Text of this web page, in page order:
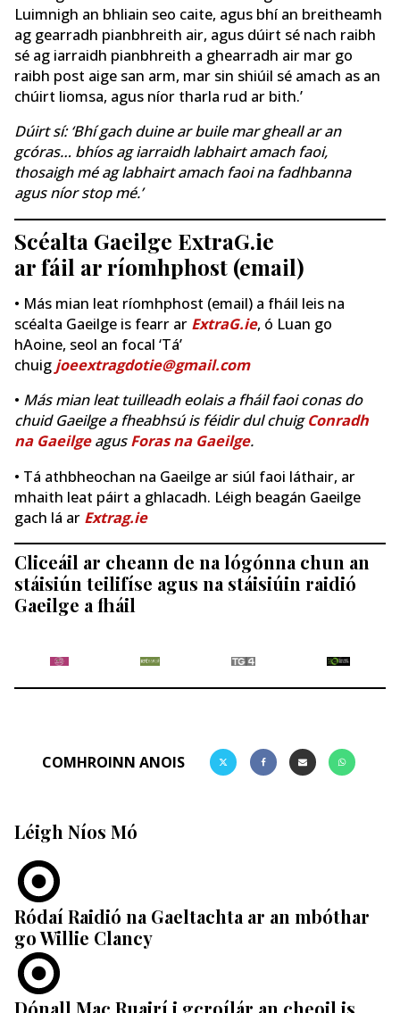
Luimnigh an bhliain seo caite, agus bhí an breitheamh
ag gearradh pianbhreith air, agus dúirt sé nach raibh
sé ag iarraidh pianbhreith a ghearradh air mar go
raibh post aige san arm, mar sin shiúil sé amach as an
chúirt liomsa, agus níor tharla rud ar bith.’
Dúirt sí: ‘Bhí gach duine ar buile mar gheall ar an
gcóras… bhíos ag iarraidh labhairt amach faoi,
thosaigh mé ag labhairt amach faoi na fadhbanna
agus níor stop mé.’
Scéalta Gaeilge ExtraG.ie
ar fáil ar ríomhphost (email)
• Más mian leat ríomhphost (email) a fháil leis na
scéalta Gaeilge is fearr ar ExtraG.ie, ó Luan go
hAoine, seol an focal ‘Tá’
chuig joeextragdotie@gmail.com
• Más mian leat tuilleadh eolais a fháil faoi conas do
chuid Gaeilge a fheabhsú is féidir dul chuigConradh
na GaeilgeagusForas na Gaeilge.
• Tá athbheochan na Gaeilge ar siúl faoi láthair, ar
mhaith leat páirt a ghlacadh. Léigh beagán Gaeilge
gach lá ar Extrag.ie
Cliceáil ar cheann de na lógónna chun an
stáisiún teilifíse agus na stáisiúin raidió
Gaeilge a fháil
COMHROINN ANOIS
Léigh Níos Mó
Ródaí Raidió na Gaeltachta ar an mbóthar
go Willie Clancy
Dónall Mac Ruairí i gcroílár an cheoil is